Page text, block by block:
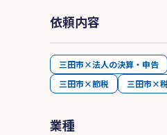
依頼内容
三田市×法人の決算・申告
三田市×節税
三田市×
業種